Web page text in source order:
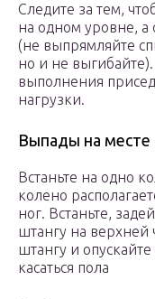
Следите за тем,
на одном уровне, а
(не выпрямляйте
но и не
выполнения
нагрузки.
Выпады на
Встаньте на одно
колено
ног. Встаньте,
штангу на верхней
штангу и
касаться пола